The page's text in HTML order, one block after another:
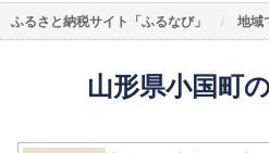
ふるさと納税サイト「ふるなび」 地域
山形県小国町